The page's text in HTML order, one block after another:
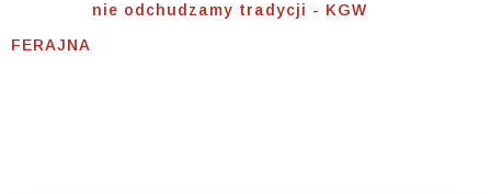
nie odchudzamy tradycji - KGW
FERAJNA